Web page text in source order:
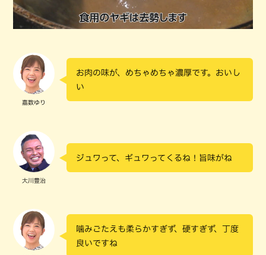
嘉数ゆり
お肉の味が、めちゃめちゃ濃厚です。おいし
い
大川豊治
ジュワって、ギュワってくるね！旨味がね
噛みごたえも柔らかすぎず、硬すぎず、丁度
良いですね